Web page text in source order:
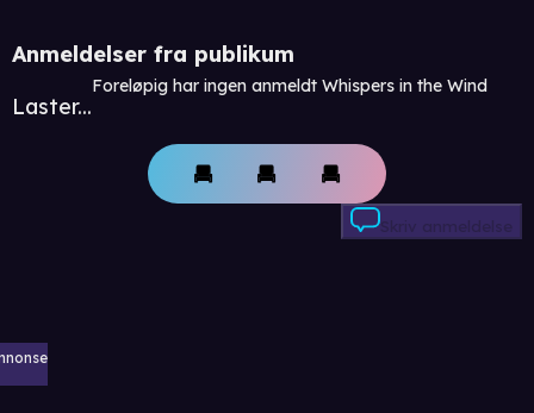
Anmeldelser fra publikum
Laster...
Foreløpig har ingen anmeldt Whispers in the Wind
Skriv anmeldelse